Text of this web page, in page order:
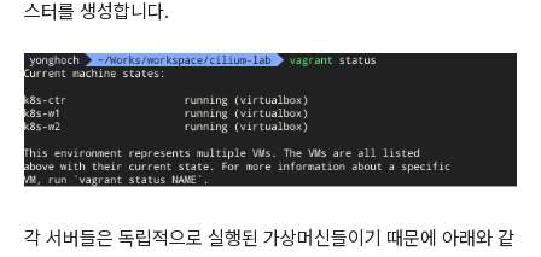
스터를 생성합니다.
각 서버들은 독립적으로 실행된 가상머신들이기 때문에 아래와 같